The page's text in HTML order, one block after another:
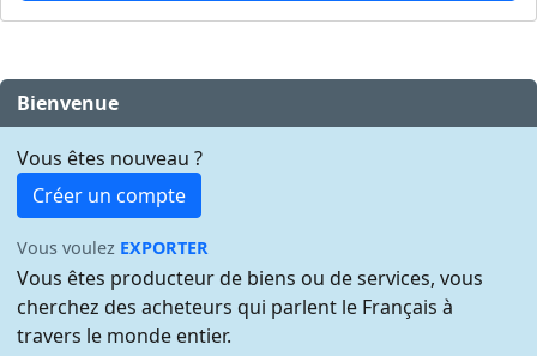
Bienvenue
Vous êtes nouveau ?
Créer un compte
Vous voulez EXPORTER
Vous êtes producteur de biens ou de services, vous
cherchez des acheteurs qui parlent le Français à
travers le monde entier.